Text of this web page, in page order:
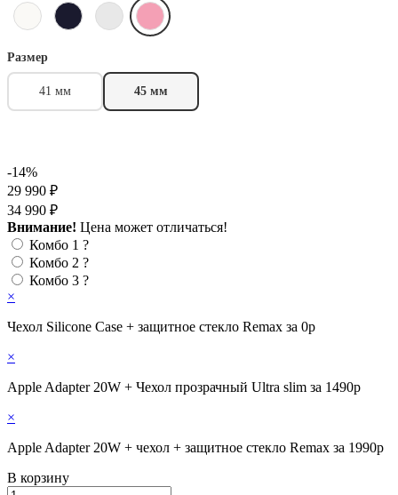
Размер
41 мм 45 мм
-14%
29 990 ₽
34 990 ₽
Внимание! Цена может отличаться!
Комбо 1 ?
Комбо 2 ?
Комбо 3 ?
×
Чехол Silicone Case + защитное стекло Remax за 0р
×
Apple Adapter 20W + Чехол прозрачный Ultra slim за 1490р
×
Apple Adapter 20W + чехол + защитное стекло Remax за 1990р
В корзину